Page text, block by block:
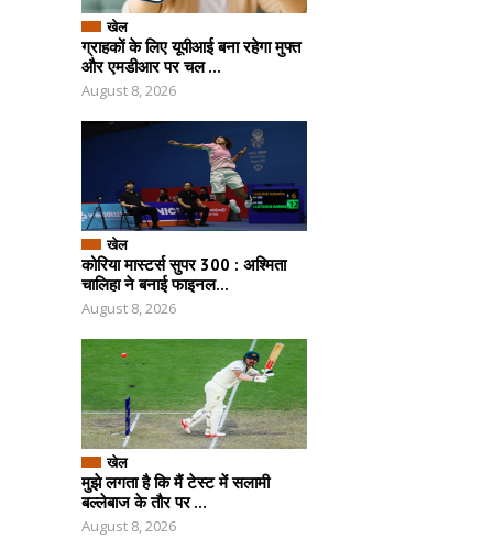
खेल
ग्राहकों के लिए यूपीआई बना रहेगा मुफ्त
और एमडीआर पर चल ...
August 8, 2026
खेल
कोरिया मास्टर्स सुपर 300 : अश्मिता
चालिहा ने बनाई फाइनल...
August 8, 2026
खेल
मुझे लगता है कि मैं टेस्ट में सलामी
बल्लेबाज के तौर पर ...
August 8, 2026